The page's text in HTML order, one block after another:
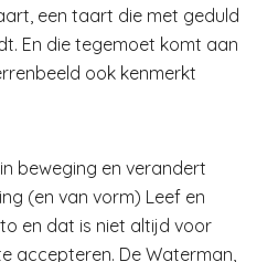
een taart die met geduld
En die tegemoet komt aan
ook kenmerkt
beweging en verandert
(en van vorm) Leef en
en dat is niet altijd voor
accepteren. De Waterman,